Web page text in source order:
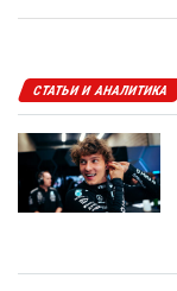
СТАТЬИ И АНАЛИТИКА